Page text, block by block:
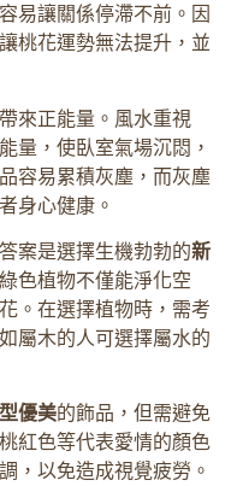
易讓關係停滯不前。因
桃花運勢無法提升，並
來正能量。風水重視
量，使臥室氣場沉悶，
容易累積灰塵，而灰塵
身心健康。
案是選擇生機勃勃的新
色植物不僅能淨化空
。在選擇植物時，需考
屬木的人可選擇屬水的
優美的飾品，但需避免
紅色等代表愛情的顏色
，以免造成視覺疲勞。